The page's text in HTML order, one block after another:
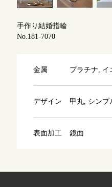
アフターケア・保証
ブログ
手作り結婚指輪
No.181-7070
金属 プラチナ, イ
デザイン 甲丸, シンプ
表面加工 鏡面
吉祥寺店
川越店
軽井沢店
大阪本店